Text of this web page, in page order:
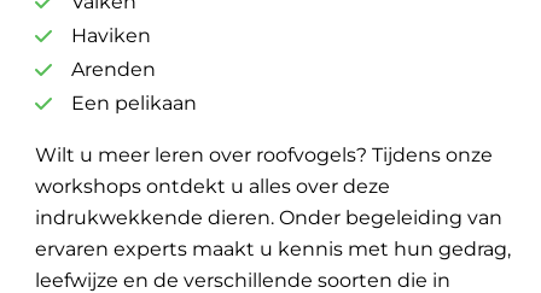
Haviken
Arenden
Een pelikaan
Wilt u meer leren over roofvogels? Tijdens onze
workshops ontdekt u alles over deze
indrukwekkende dieren. Onder begeleiding van
ervaren experts maakt u kennis met hun gedrag,
leefwijze en de verschillende soorten die in